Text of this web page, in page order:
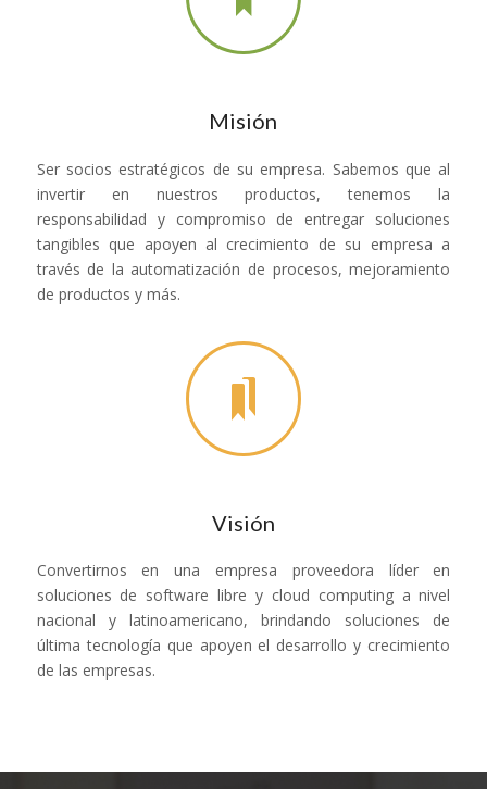
Misión
Ser socios estratégicos de su empresa. Sabemos que al
invertir en nuestros productos, tenemos la
responsabilidad y compromiso de entregar soluciones
tangibles que apoyen al crecimiento de su empresa a
través de la automatización de procesos, mejoramiento
de productos y más.
Visión
Convertirnos en una empresa proveedora líder en
soluciones de software libre y cloud computing a nivel
nacional y latinoamericano, brindando soluciones de
última tecnología que apoyen el desarrollo y crecimiento
de las empresas.